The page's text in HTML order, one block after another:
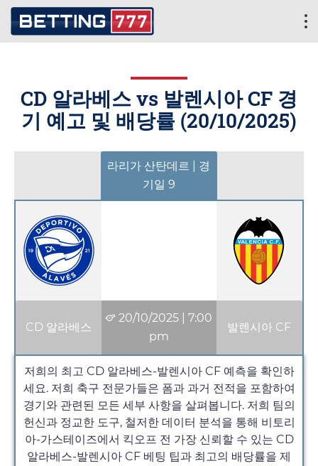
CD 알라베스 vs 발렌시아 CF 경
기 예고 및 배당률 (20/10/2025)
라리가 산탄데르 | 경
기일 9
CD 알라베스
20/10/2025 |7:00
pm
발렌시아 CF
저희의 최고 CD 알라베스-발렌시아 CF 예측을 확인하
세요. 저희 축구 전문가들은 폼과 과거 전적을 포함하여
경기와 관련된 모든 세부 사항을 살펴봅니다. 저희 팀의
헌신과 정교한 도구, 철저한 데이터 분석을 통해 비토리
아-가스테이즈에서 킥오프 전 가장 신뢰할 수 있는 CD
알라베스-발렌시아 CF 베팅 팁과 최고의 배당률을 제